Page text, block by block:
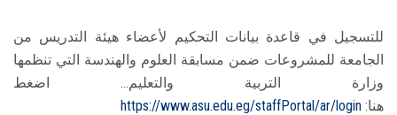
للتسجيل في قاعدة بيانات التحكيم لأعضاء هيئة التدريس من
الجامعة للمشروعات ضمن مسابقة العلوم والهندسة التي تنظمها
وزارة التربية والتعليم... اضغط
هنا: https://www.asu.edu.eg/staffPortal/ar/login